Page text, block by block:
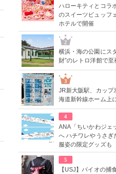
ハローキティとコラ
のスイーツビュッフ
ホテルで開催
2
横浜・海の公園にス
財”のレトロ洋館で至
3
JR新大阪駅、カップ
海道新幹線ホーム上
4
ANA「ちいかわジェ
へ ハチワレやうさぎ
服姿の限定グッズも
5
【USJ】バイオの捕